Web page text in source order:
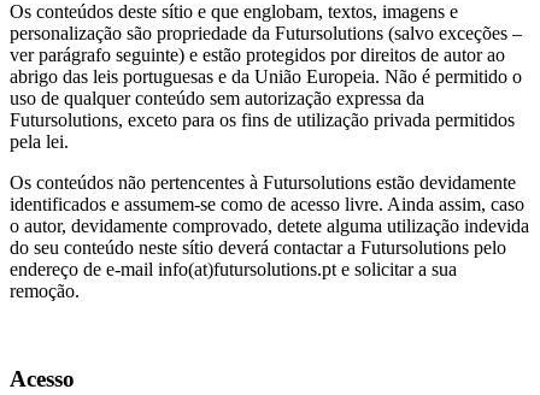
Os conteúdos deste sítio e que englobam, textos, imagens e
personalização são propriedade da Futursolutions (salvo exceções –
ver parágrafo seguinte) e estão protegidos por direitos de autor ao
abrigo das leis portuguesas e da União Europeia. Não é permitido o
uso de qualquer conteúdo sem autorização expressa da
Futursolutions, exceto para os fins de utilização privada permitidos
pela lei.
Os conteúdos não pertencentes à Futursolutions estão devidamente
identificados e assumem-se como de acesso livre. Ainda assim, caso
o autor, devidamente comprovado, detete alguma utilização indevida
do seu conteúdo neste sítio deverá contactar a Futursolutions pelo
endereço de e-mail info(at)futursolutions.pt e solicitar a sua
remoção.
Acesso